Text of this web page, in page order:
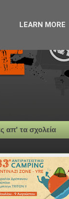
απ' τα σχολεία
LEARN MORE